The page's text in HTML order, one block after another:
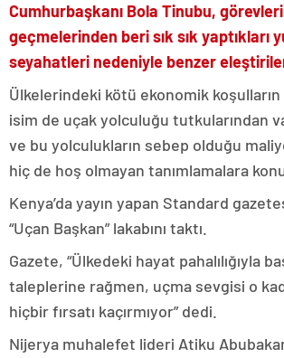
Cumhurbaşkanı Bola Tinubu,
geçmelerinden beri sık sık yaptıkları
seyahatleri nedeniyle benzer
Ülkelerindeki kötü ekonomik
isim de uçak yolculuğu tutkularından
ve bu yolculukların sebep olduğu
hiç de hoş olmayan tanımlamalara
Kenya’da yayın yapan Standard
“Uçan Başkan” lakabını taktı.
Gazete, “Ülkedeki hayat pahalılığıyla
taleplerine rağmen, uçma sevgisi o
hiçbir fırsatı kaçırmıyor” dedi.
Nijerya muhalefet lideri Atiku